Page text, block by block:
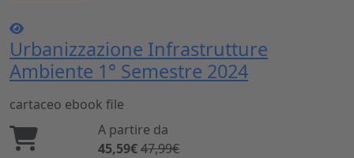
Urbanizzazione Infrastrutture
Ambiente 1° Semestre 2024
cartaceo ebook file
A partire da
45,59€47,99€